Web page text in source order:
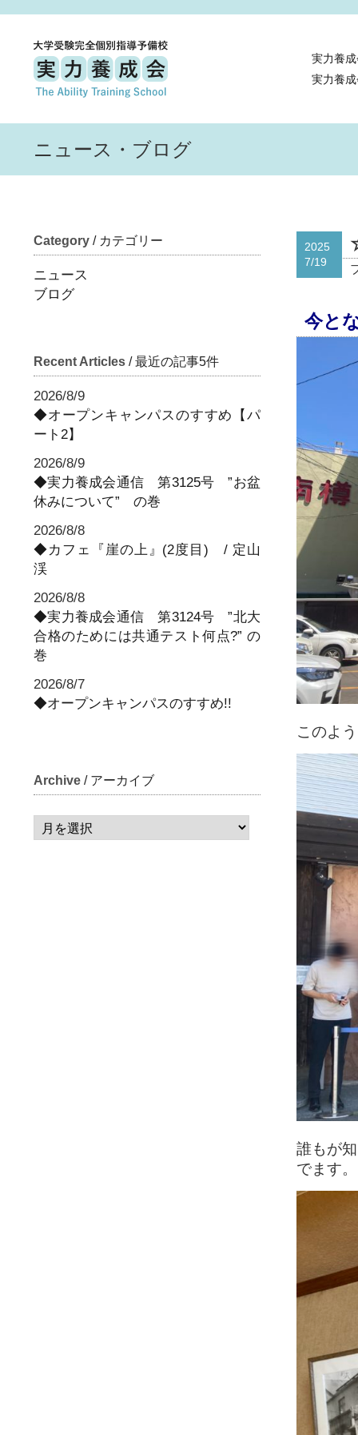
実力養
実力養
ニュース・ブログ
Category / カテゴリー
ニュース
ブログ
Recent Articles / 最近の記事5件
2026/8/9
◆オープンキャンパスのすすめ【パ
ート2】
2026/8/9
◆実力養成会通信 第3125号 ”お盆
休みについて” の巻
2026/8/8
◆カフェ『崖の上』(2度目) / 定山
渓
2026/8/8
◆実力養成会通信 第3124号 ”北大
合格のためには共通テスト何点?” の
巻
2026/8/7
◆オープンキャンパスのすすめ!!
Archive / アーカイブ
2025
7/19
今と
このよ
誰もが
でます。